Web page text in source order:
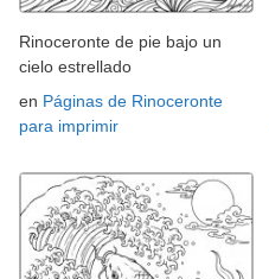
Rinoceronte de pie bajo un
cielo estrellado
en Páginas de Rinoceronte
para imprimir